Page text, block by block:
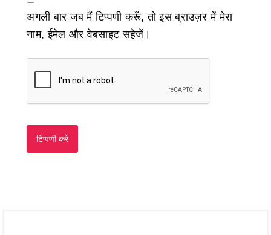
अगली बार जब मैं टिप्पणी करूँ, तो इस ब्राउज़र में मेरा
नाम, ईमेल और वेबसाइट सहेजें।